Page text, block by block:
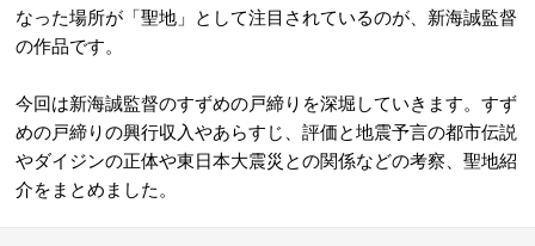
なった場所が「聖地」として注目されているのが、新海誠監督
の作品です。
今回は新海誠監督のすずめの戸締りを深堀していきます。すず
めの戸締りの興行収入やあらすじ、評価と地震予言の都市伝説
やダイジンの正体や東日本大震災との関係などの考察、聖地紹
介をまとめました。